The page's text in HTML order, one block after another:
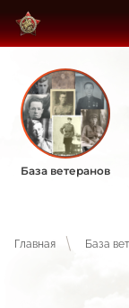
База ветеранов
Главная База